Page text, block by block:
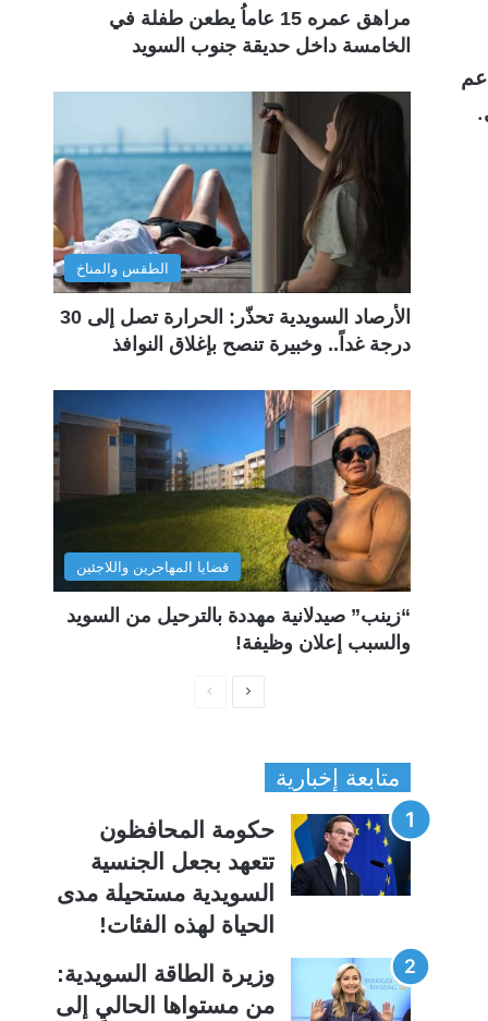
مراهق عمره 15 عاماُ يطعن طفلة في
الخامسة داخل حديقة جنوب السويد
الطقس والمناخ
الأرصاد السويدية تحذّر: الحرارة تصل إلى 30
درجة غداً.. وخبيرة تنصح بإغلاق النوافذ
قضايا المهاجرين واللاجئين
“زينب” صيدلانية مهددة بالترحيل من السويد
والسبب إعلان وظيفة!
ة
ا
ل
س
ا
ل
ت
متابعة إخبارية
حكومة المحافظون
تتعهد بجعل الجنسية
السويدية مستحيلة مدى
الحياة لهذه الفئات!
وزيرة الطاقة السويدية:
من مستواها الحالي إلى